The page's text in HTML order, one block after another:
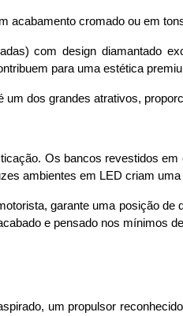
cromado ou em
com design diamantado
para uma estética
dos grandes atrativos,
Os bancos revestidos
ambientes em LED criam
garante uma posição
e pensado nos mínimos
um propulsor